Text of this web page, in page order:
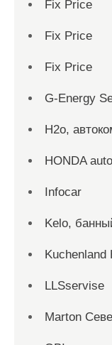
Fix Price
Fix Price
Fix Price
G-Energy
H2о,
HONDA
Infocar
Kelo,
Kuchenland
LLSservise
Marton